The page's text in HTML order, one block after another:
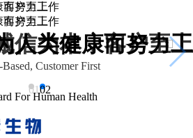
人类健康而努力工
For Human Health
信为本，客户至上
Customer First
0102
